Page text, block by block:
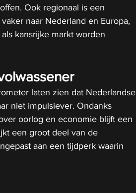
Ook regionaal is een
naar Nederland en Europa,
kansrijke markt worden
laten zien dat Nederlandse
niet impulsiever. Ondanks
oorlog en economie blijft een
een groot deel van de
aan een tijdperk waarin